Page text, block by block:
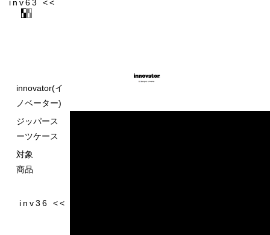
innovator(イ
ノベーター)
ジッパース
ーツケース
対象
商品